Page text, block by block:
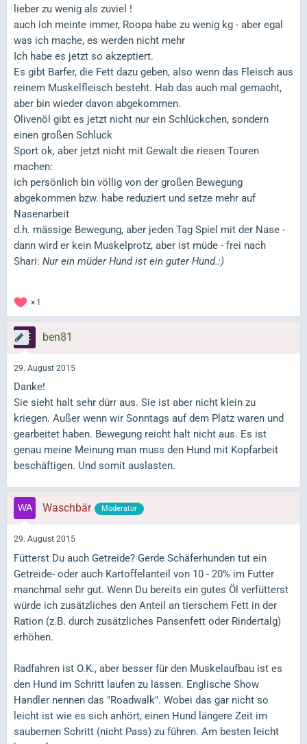
lieber zu wenig als zuviel !
auch ich meinte immer, Roopa habe zu wenig kg - aber egal
was ich mache, es werden nicht mehr
Ich habe es jetzt so akzeptiert.
Es gibt Barfer, die Fett dazu geben, also wenn das Fleisch aus
reinem Muskelfleisch besteht. Hab das auch mal gemacht,
aber bin wieder davon abgekommen.
Olivenöl gibt es jetzt nicht nur ein Schlückchen, sondern
einen großen Schluck
Sport ok, aber jetzt nicht mit Gewalt die riesen Touren
machen:
ich persönlich bin völlig von der großen Bewegung
abgekommen bzw. habe reduziert und setze mehr auf
Nasenarbeit
d.h. mässige Bewegung, aber jeden Tag Spiel mit der Nase -
dann wird er kein Muskelprotz, aber ist müde - frei nach
Shari: Nur ein müder Hund ist ein guter Hund.:)
1
ben81
29. August 2015
Danke!
Sie sieht halt sehr dürr aus. Sie ist aber nicht klein zu
kriegen. Außer wenn wir Sonntags auf dem Platz waren und
gearbeitet haben. Bewegung reicht halt nicht aus. Es ist
genau meine Meinung man muss den Hund mit Kopfarbeit
beschäftigen. Und somit auslasten.
Waschbär Moderator
29. August 2015
Fütterst Du auch Getreide? Gerde Schäferhunden tut ein
Getreide- oder auch Kartoffelanteil von 10 - 20% im Futter
manchmal sehr gut. Wenn Du bereits ein gutes Öl verfütterst
würde ich zusätzliches den Anteil an tierschem Fett in der
Ration (z.B. durch zusätzliches Pansenfett oder Rindertalg)
erhöhen.
Radfahren ist O.K., aber besser für den Muskelaufbau ist es
den Hund im Schritt laufen zu lassen. Englische Show
Handler nennen das "Roadwalk". Wobei das gar nicht so
leicht ist wie es sich anhört, einen Hund längere Zeit im
saubernen Schritt (nicht Pass) zu führen. Am besten leicht